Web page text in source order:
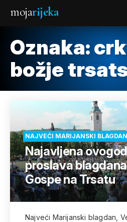
mojarijeka
Oznaka:
božje
NAJVEĆI MARIJANSKI BLAGDAN
Najavljena
proslava
Gospe na Trsatu
Najveći Marijanski blagdan,